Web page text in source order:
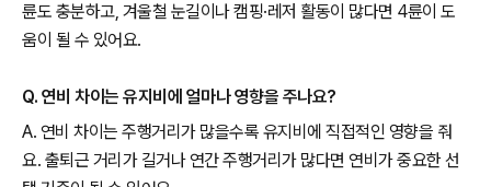
륜도 충분하고, 겨울철 눈길이나 캠핑·레저 활동이 많다면 4륜이 도
움이 될 수 있어요.
Q. 연비 차이는 유지비에 얼마나 영향을 주나요?
A. 연비 차이는 주행거리가 많을수록 유지비에 직접적인 영향을 줘
요. 출퇴근 거리가 길거나 연간 주행거리가 많다면 연비가 중요한 선